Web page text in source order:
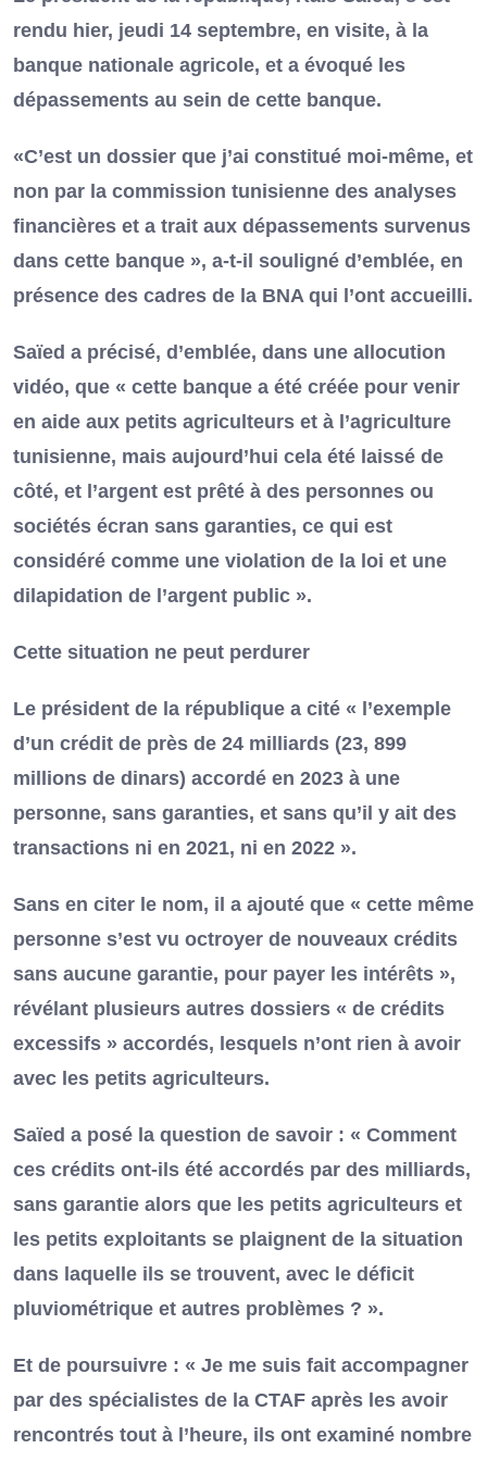
rendu hier, jeudi 14 septembre, en visite, à la
banque nationale agricole, et a évoqué les
dépassements au sein de cette banque.
«C’est un dossier que j’ai constitué moi-même, et
non par la commission tunisienne des analyses
financières et a trait aux dépassements survenus
dans cette banque », a-t-il souligné d’emblée, en
présence des cadres de la BNA qui l’ont accueilli.
Saïed a précisé, d’emblée, dans une allocution
vidéo, que « cette banque a été créée pour venir
en aide aux petits agriculteurs et à l’agriculture
tunisienne, mais aujourd’hui cela été laissé de
côté, et l’argent est prêté à des personnes ou
sociétés écran sans garanties, ce qui est
considéré comme une violation de la loi et une
dilapidation de l’argent public ».
Cette situation ne peut perdurer
Le président de la république a cité « l’exemple
d’un crédit de près de 24 milliards (23, 899
millions de dinars) accordé en 2023 à une
personne, sans garanties, et sans qu’il y ait des
transactions ni en 2021, ni en 2022 ».
Sans en citer le nom, il a ajouté que « cette même
personne s’est vu octroyer de nouveaux crédits
sans aucune garantie, pour payer les intérêts »,
révélant plusieurs autres dossiers « de crédits
excessifs » accordés, lesquels n’ont rien à avoir
avec les petits agriculteurs.
Saïed a posé la question de savoir : « Comment
ces crédits ont-ils été accordés par des milliards,
sans garantie alors que les petits agriculteurs et
les petits exploitants se plaignent de la situation
dans laquelle ils se trouvent, avec le déficit
pluviométrique et autres problèmes ? ».
Et de poursuivre : « Je me suis fait accompagner
par des spécialistes de la CTAF après les avoir
rencontrés tout à l’heure, ils ont examiné nombre